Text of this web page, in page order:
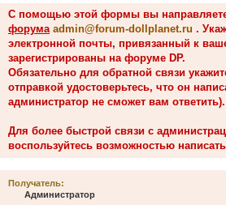
С помощью этой формы вы
форума admin@forum-dollplanet.ru .
электронной почты, привязанный к
зарегистрированы на форуме DP.
Обязательно для обратной связи
отправкой удостоверьтесь, что он
администратор не сможет вам ответить).
Для более быстрой связи с
воспользуйтесь возможностью
Получатель:
Администратор